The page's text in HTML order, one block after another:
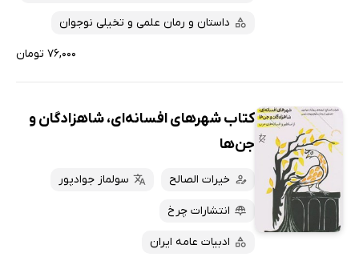
داستان و رمان علمی و تخیلی نوجوان
۷۶,۰۰۰ تومان
کتاب شهرهای افسانه‌ای، شاهزادگان و
جن‌ها
خیرات الصالح سولماز جوادپور
انتشارات چرخ
ادبیات عامه ایران